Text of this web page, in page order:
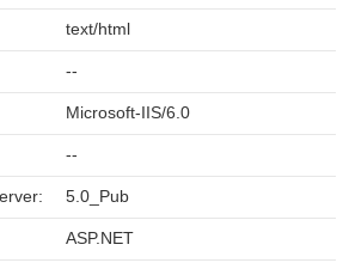
text/html
--
Microsoft-IIS/6.0
--
5.0_Pub
ASP.NET